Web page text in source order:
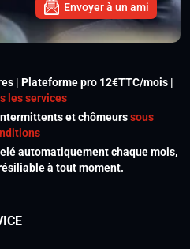
Envoyer à un ami
| Plateforme pro 12€TTC/mois |
les services
et chômeurssous
automatiquement chaque mois,
à tout moment.